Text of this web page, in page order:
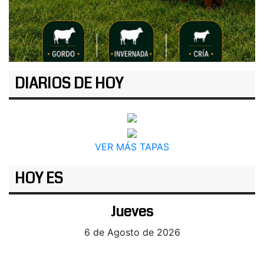
DIARIOS DE HOY
VER MÁS TAPAS
HOY ES
Jueves
6 de Agosto de 2026